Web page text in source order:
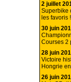
2 juillet
Superbike
les favoris !
30 juin
Courses 2
28 juin
Victoire
Hongrie
26 juin